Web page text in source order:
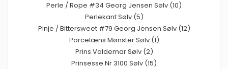
Perle / Rope #34 Georg Jensen Sølv (10)
Perlekant Sølv (5)
Pinje / Bittersweet #79 Georg Jensen Sølv (12)
Porcelæns Mønster Sølv (1)
Prins Valdemar Sølv (2)
Prinsesse Nr 3100 Sølv (15)